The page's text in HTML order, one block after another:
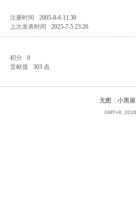
注册时间 2005-8-6 11:30
上次发表时间 2025-7-5 23:26
积分 0
贡献值 303 点
无图 小黑屋
GMT+8,